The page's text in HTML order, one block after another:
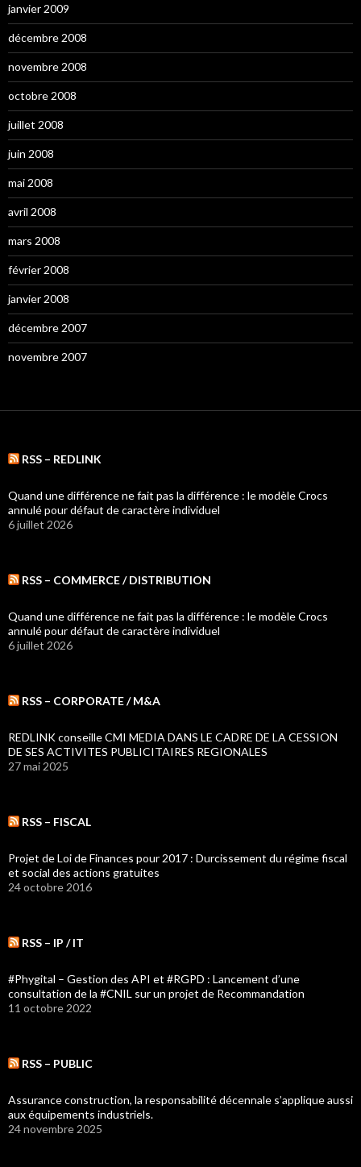
janvier 2009
décembre 2008
novembre 2008
octobre 2008
juillet 2008
juin 2008
mai 2008
avril 2008
mars 2008
février 2008
janvier 2008
décembre 2007
novembre 2007
RSS – REDLINK
Quand une différence ne fait pas la différence : le modèle Crocs
annulé pour défaut de caractère individuel
6 juillet 2026
RSS – COMMERCE / DISTRIBUTION
Quand une différence ne fait pas la différence : le modèle Crocs
annulé pour défaut de caractère individuel
6 juillet 2026
RSS – CORPORATE / M&A
REDLINK conseille CMI MEDIA DANS LE CADRE DE LA CESSION
DE SES ACTIVITES PUBLICITAIRES REGIONALES
27 mai 2025
RSS – FISCAL
Projet de Loi de Finances pour 2017 : Durcissement du régime fiscal
et social des actions gratuites
24 octobre 2016
RSS – IP / IT
#Phygital – Gestion des API et #RGPD : Lancement d’une
consultation de la #CNIL sur un projet de Recommandation
11 octobre 2022
RSS – PUBLIC
Assurance construction, la responsabilité décennale s’applique aussi
aux équipements industriels.
24 novembre 2025